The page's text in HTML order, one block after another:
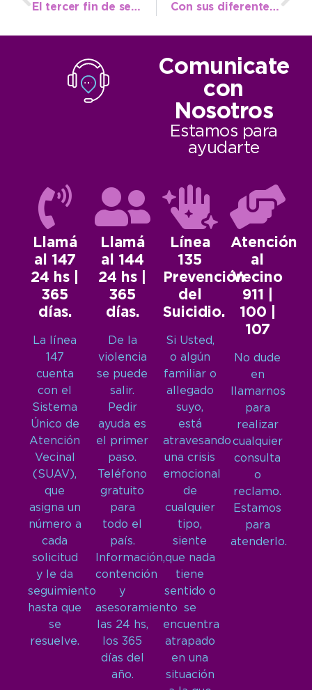
El tercer fin de semana de febrero terminó con una ocupación del 65% en Necochea Con sus diferentes vías de comunicación, el Centro de Atención al Vecino colabora con un Estado más presente
Comunicate
con
Nosotros
Estamos para
ayudarte
Llamá
al 147
24 hs |
365
días.
La línea
147
cuenta
con el
Sistema
Único de
Atención
Vecinal
(SUAV),
que
asigna un
número a
cada
solicitud
y le da
seguimiento
hasta que
se
resuelve.
Llamá
al 144
24 hs |
365
días.
De la
violencia
se puede
salir.
Pedir
ayuda es
el primer
paso.
Teléfono
gratuito
para
todo el
país.
Información,
contención
y
asesoramiento
las 24 hs,
los 365
días del
año.
Línea
135
Prevención
del
Suicidio.
Si Usted,
o algún
familiar o
allegado
suyo,
está
atravesando
una crisis
emocional
de
cualquier
tipo,
siente
que nada
tiene
sentido o
se
encuentra
atrapado
en una
situación
Atención
al
Vecino
911 |
100 |
107
No dude
en
llamarnos
para
realizar
cualquier
consulta
o
reclamo.
Estamos
para
atenderlo.